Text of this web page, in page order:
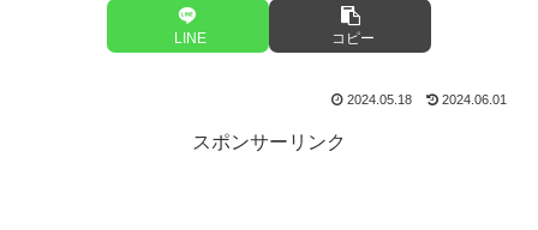
LINE コピー
2024.05.18 2024.06.01
スポンサーリンク